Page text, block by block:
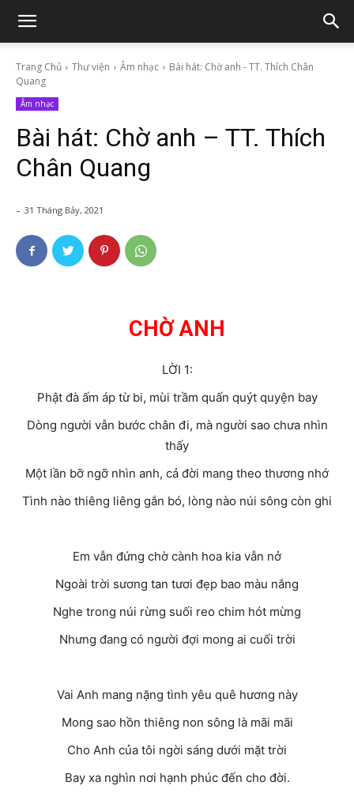
Trang Chủ Thư viện Âm nhạc
Bài hát: Chờ anh - TT. Thích Chân
Quang
Âm nhạc
Bài hát: Chờ anh – TT. Thích
Chân Quang
- 31 Tháng Bảy, 2021
CHỜ ANH
LỜI 1:
Phật đà ấm áp từ bi, mùi trầm quấn quýt quyện bay
Dòng người vẫn bước chân đi, mà người sao chưa nhìn
thấy
Một lần bỡ ngỡ nhìn anh, cả đời mang theo thương nhớ
Tình nào thiêng liêng gắn bó, lòng nào núi sông còn ghi
Em vẫn đứng chờ cành hoa kia vẫn nở
Ngoài trời sương tan tươi đẹp bao màu nắng
Nghe trong núi rừng suối reo chim hót mừng
Nhưng đang có người đợi mong ai cuối trời
Vai Anh mang nặng tình yêu quê hương này
Mong sao hồn thiêng non sông là mãi mãi
Cho Anh của tôi ngời sáng dưới mặt trời
Bay xa nghìn nơi hạnh phúc đến cho đời.